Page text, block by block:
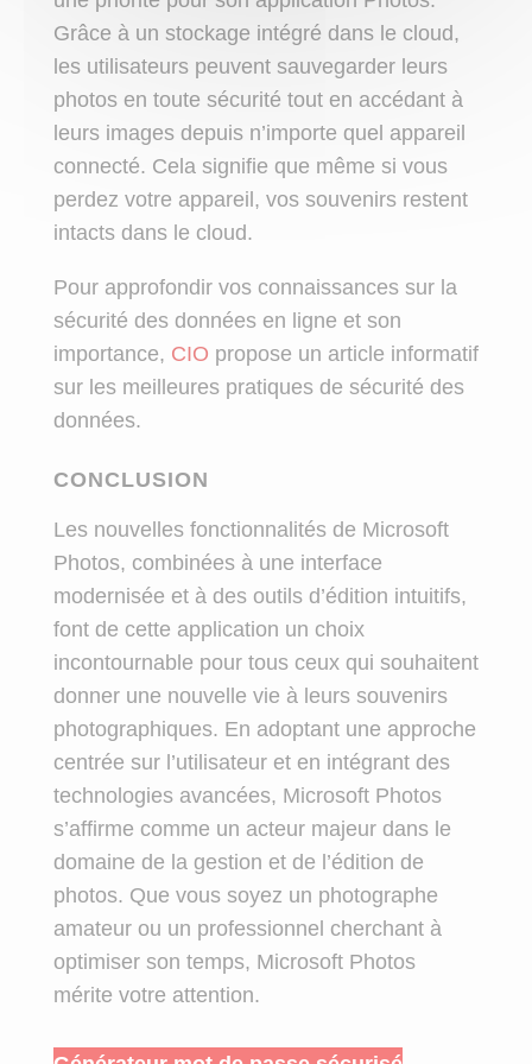
Grâce à un stockage intégré dans le cloud,
les utilisateurs peuvent sauvegarder leurs
photos en toute sécurité tout en accédant à
leurs images depuis n’importe quel appareil
connecté. Cela signifie que même si vous
perdez votre appareil, vos souvenirs restent
intacts dans le cloud.
Pour approfondir vos connaissances sur la
sécurité des données en ligne et son
importance, CIO propose un article informatif
sur les meilleures pratiques de sécurité des
données.
CONCLUSION
Les nouvelles fonctionnalités de Microsoft
Photos, combinées à une interface
modernisée et à des outils d’édition intuitifs,
font de cette application un choix
incontournable pour tous ceux qui souhaitent
donner une nouvelle vie à leurs souvenirs
photographiques. En adoptant une approche
centrée sur l’utilisateur et en intégrant des
technologies avancées, Microsoft Photos
s’affirme comme un acteur majeur dans le
domaine de la gestion et de l’édition de
photos. Que vous soyez un photographe
amateur ou un professionnel cherchant à
optimiser son temps, Microsoft Photos
mérite votre attention.